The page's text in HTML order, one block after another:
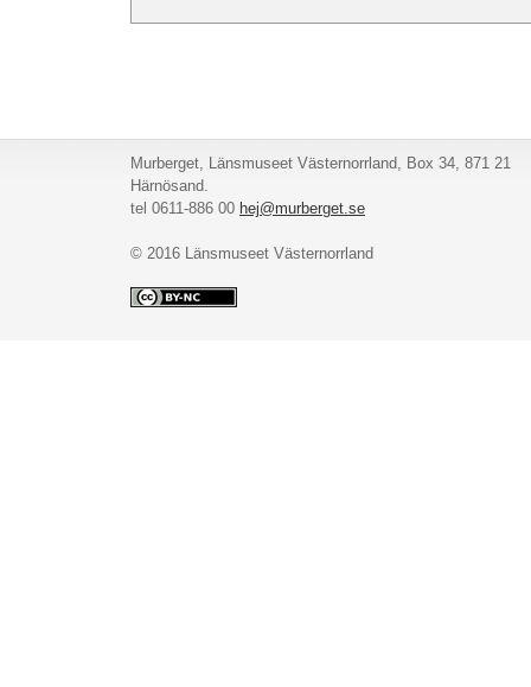
Murberget, Länsmuseet Västernorrland, Box 34, 871 21
Härnösand.
tel 0611-886 00 hej@murberget.se
© 2016 Länsmuseet Västernorrland